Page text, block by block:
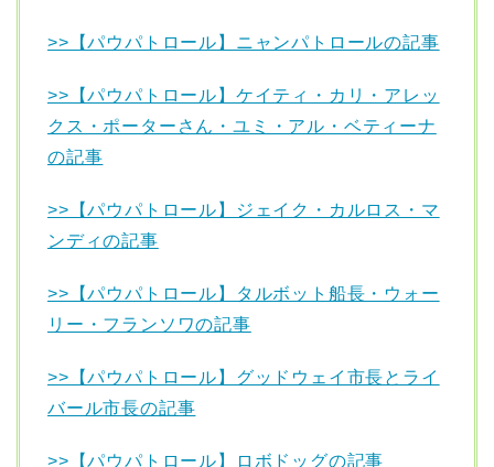
>>【パウパトロール】ニャンパトロールの記事
>>【パウパトロール】ケイティ・カリ・アレッ
クス・ポーターさん・ユミ・アル・ベティーナ
の記事
>>【パウパトロール】ジェイク・カルロス・マ
ンディの記事
>>【パウパトロール】タルボット船長・ウォー
リー・フランソワの記事
>>【パウパトロール】グッドウェイ市長とライ
バール市長の記事
>>【パウパトロール】ロボドッグの記事